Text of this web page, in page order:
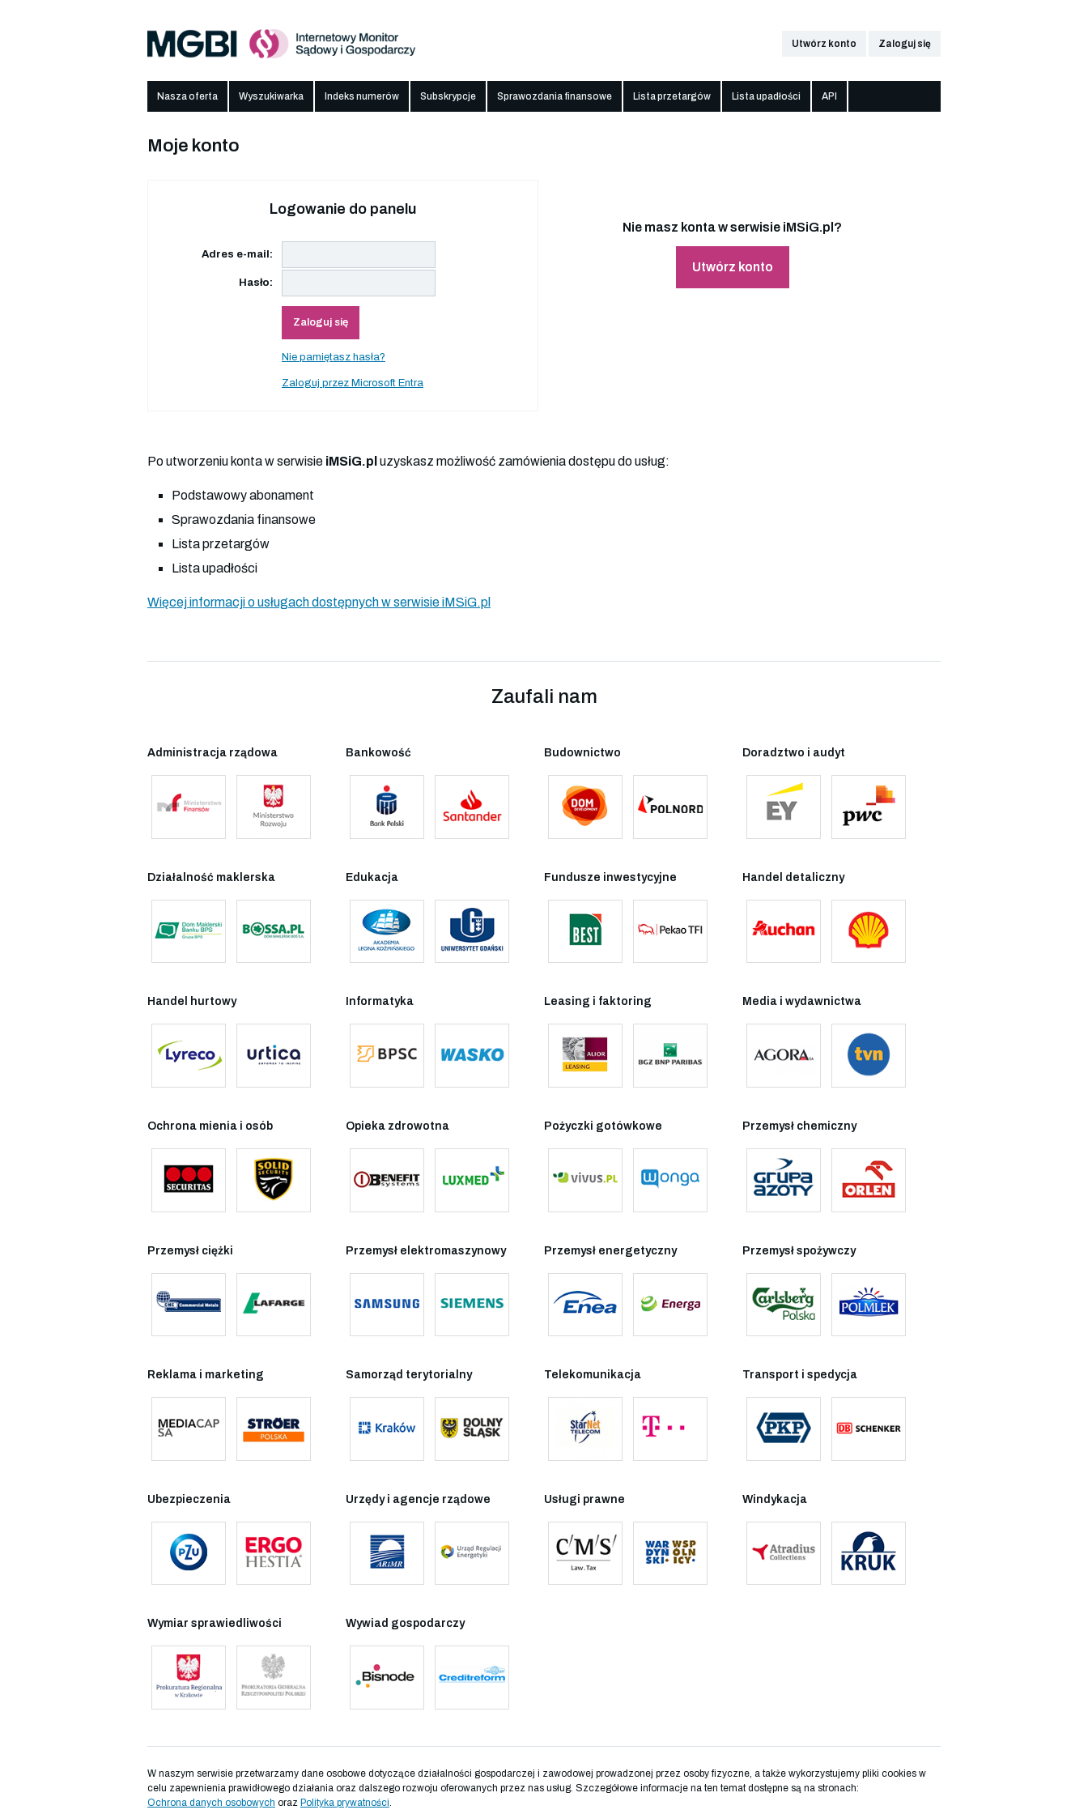
Utwórz konto Zaloguj się
Nasza oferta Wyszukiwarka Indeks numerów Subskrypcje Sprawozdania finansowe Lista przetargów Lista upadłości API
Moje konto
Logowanie do panelu
Adres e-mail:
Hasło:
Zaloguj się
Nie pamiętasz hasła?
Zaloguj przez Microsoft Entra
Nie masz konta w serwisie iMSiG.pl?
Utwórz konto
Po utworzeniu konta w serwisie iMSiG.pl uzyskasz możliwość zamówienia dostępu do usług:
Podstawowy abonament
Sprawozdania finansowe
Lista przetargów
Lista upadłości
Więcej informacji o usługach dostępnych w serwisie iMSiG.pl
Zaufali nam
Administracja rządowa Bankowość Budownictwo Doradztwo i audyt
Działalność maklerska Edukacja Fundusze inwestycyjne Handel detaliczny
Handel hurtowy Informatyka Leasing i faktoring Media i wydawnictwa
Ochrona mienia i osób Opieka zdrowotna Pożyczki gotówkowe Przemysł chemiczny
Przemysł ciężki Przemysł elektromaszynowy Przemysł energetyczny Przemysł spożywczy
Reklama i marketing Samorząd terytorialny Telekomunikacja Transport i spedycja
Ubezpieczenia Urzędy i agencje rządowe Usługi prawne Windykacja
Wymiar sprawiedliwości Wywiad gospodarczy
W naszym serwisie przetwarzamy dane osobowe dotyczące działalności gospodarczej i zawodowej prowadzonej przez osoby fizyczne, a także wykorzystujemy pliki cookies w
celu zapewnienia prawidłowego działania oraz dalszego rozwoju oferowanych przez nas usług. Szczegółowe informacje na ten temat dostępne są na stronach:
Ochrona danych osobowych oraz Polityka prywatności.